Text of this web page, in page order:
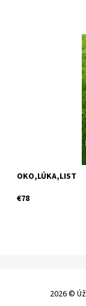
séria obrázkov z
OKO,LÚKA,LIST
€78
2026 ©